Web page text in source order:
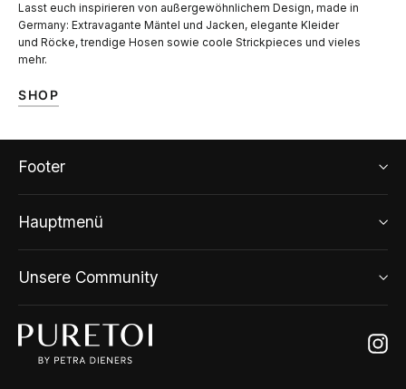
Lasst euch inspirieren von außergewöhnlichem Design, made in
Germany: Extravagante Mäntel und Jacken, elegante Kleider
und Röcke, trendige Hosen sowie coole Strickpieces und vieles
mehr.
SHOP
Footer
Hauptmenü
Unsere Community